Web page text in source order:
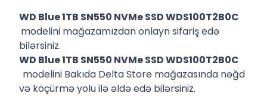
WD Blue 1TB SN550 NVMe SSD WDS100T2B0C
modelini mağazamızdan onlayn sifariş edə
bilərsiniz.
WD Blue 1TB SN550 NVMe SSD WDS100T2B0C
modelini Bakıda Delta Store mağazasında nəğd
və köçürmə yolu ilə əldə edə bilərsiniz.